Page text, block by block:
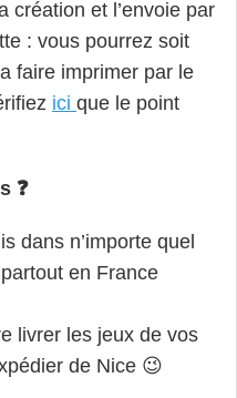
création et l’envoie par
: vous pourrez soit
faire imprimer par le
ici que le point
❓
dans n’importe quel
en France
livrer les jeux de vos
de Nice 😉